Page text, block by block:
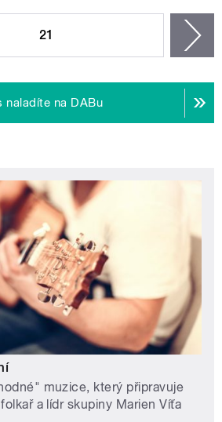
21
naladíte na DABu
muzice, který připravuje
a lídr skupiny Marien Víťa